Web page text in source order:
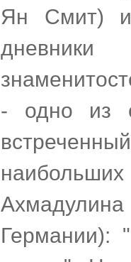
Ян Смит) и
- одно из
Германии):